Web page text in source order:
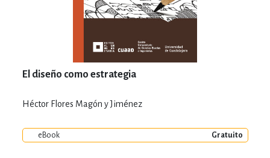
El diseño como estrategia
Héctor Flores Magón y Jiménez
eBook Gratuito